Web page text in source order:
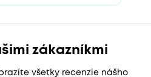
zákazníkmi
všetky recenzie nášho